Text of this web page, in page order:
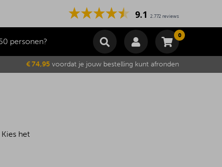
9.1 2.772 reviews
personen?
0
Winkelmand
Subtotaal €0,00
€ 74,95 voordat je jouw bestelling kunt afronden
het